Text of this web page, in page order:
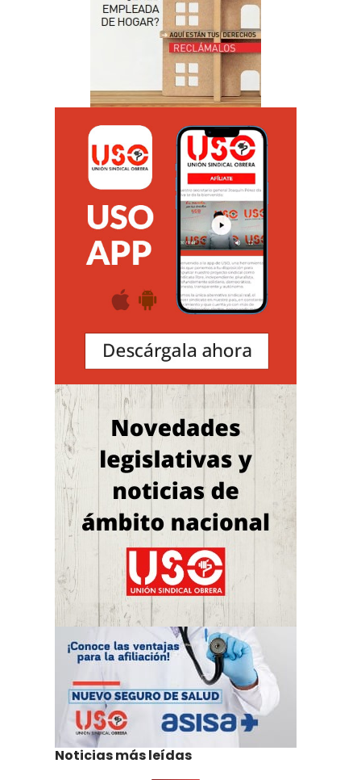
Noticias más leídas